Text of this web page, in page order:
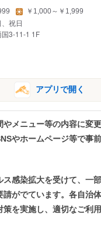
￥1,000～￥1,999
祝日
3-11-1 1F
アプリで開く
メニュー等の内容に変
やホームページ等で事
感染拡大を受けて、一
請がでています。各自治
策を実施し、適切なご利